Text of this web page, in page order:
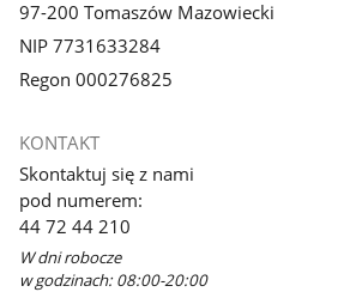
97-200 Tomaszów Mazowiecki
NIP 7731633284
Regon 000276825
KONTAKT
Skontaktuj się z nami
pod numerem:
44 72 44 210
W dni robocze
w godzinach: 08:00-20:00